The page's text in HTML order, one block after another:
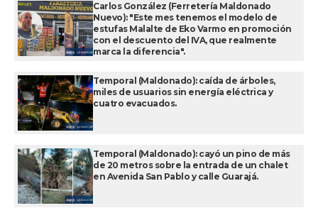
Carlos González (Ferretería Maldonado
Nuevo): "Este mes tenemos el modelo de
estufas Malalte de Eko Varmo en promoción
con el descuento del IVA, que realmente
marca la diferencia".
Temporal (Maldonado): caída de árboles,
miles de usuarios sin energía eléctrica y
cuatro evacuados.
Temporal (Maldonado): cayó un pino de más
de 20 metros sobre la entrada de un chalet
en Avenida San Pablo y calle Guarajá.